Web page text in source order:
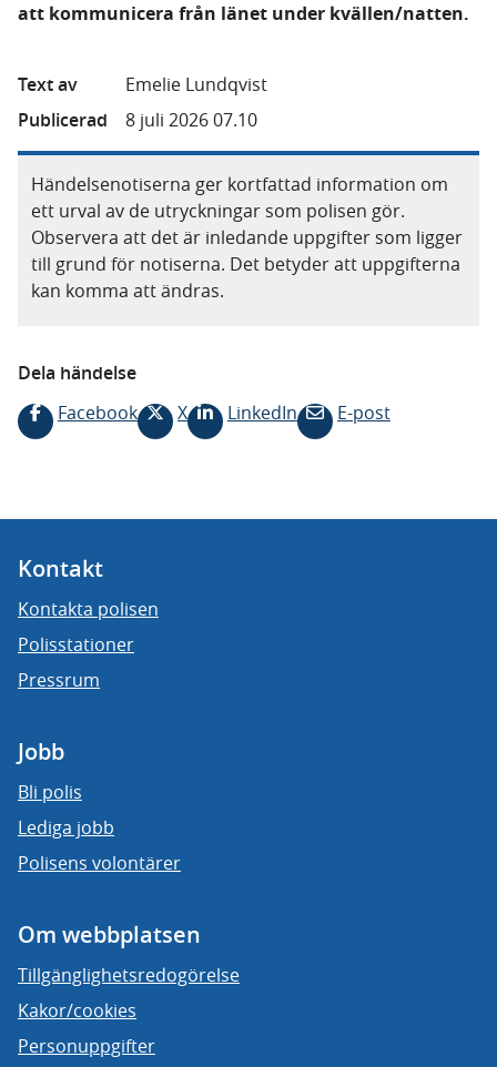
att kommunicera från länet under kvällen/natten.
Text av
Emelie Lundqvist
Publicerad
8 juli 2026 07.10
Händelsenotiserna ger kortfattad information om
ett urval av de utryckningar som polisen gör.
Observera att det är inledande uppgifter som ligger
till grund för notiserna. Det betyder att uppgifterna
kan komma att ändras.
Dela händelse
Facebook
X LinkedIn E-post
Kontakt
Kontakta polisen
Polisstationer
Pressrum
Jobb
Bli polis
Lediga jobb
Polisens volontärer
Om webbplatsen
Tillgänglighetsredogörelse
Kakor/cookies
Personuppgifter